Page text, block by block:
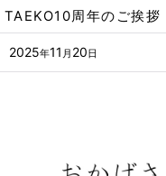
TAEKO10周年のご挨拶
2025年11 月 20 日